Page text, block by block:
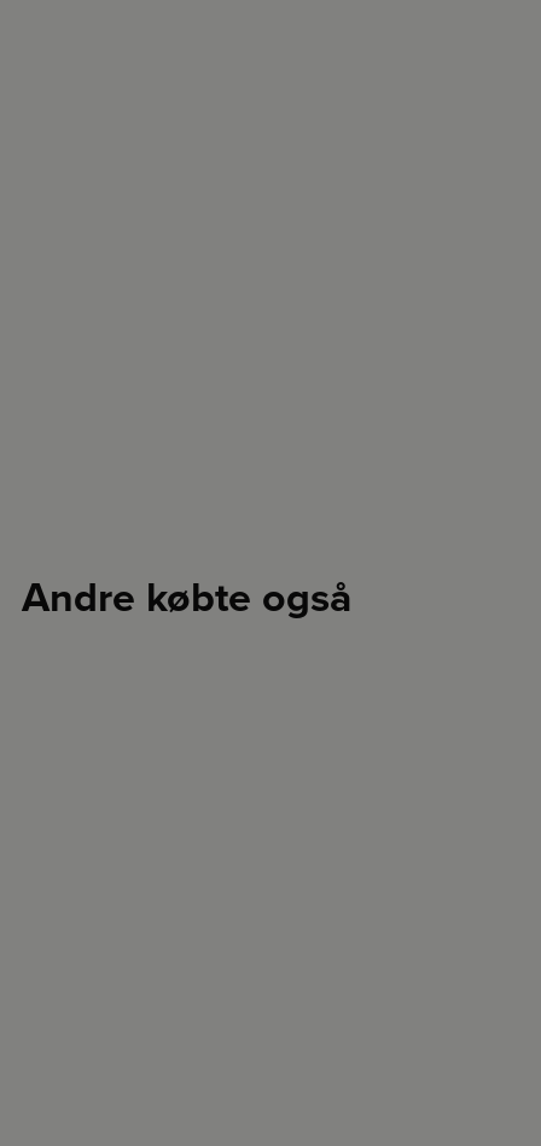
Andre købte også